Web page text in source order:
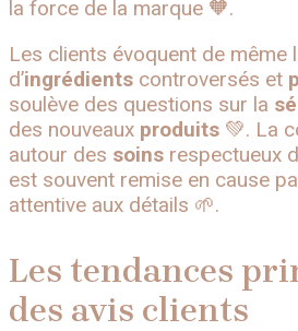
la force de la marque 🧡.
Les clients évoquent de même
d’ingrédients controversés et
soulève des questions sur la
des nouveaux produits 💚. La
autour des soins respectueux
est souvent remise en cause
attentive aux détails 🌱.
Les tendances
des avis clients